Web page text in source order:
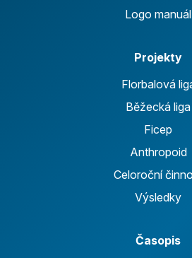
Logo manuál
Projekty
Florbalová
Běžecká liga
Ficep
Anthropoid
Celoroční
Výsledky
Časopis